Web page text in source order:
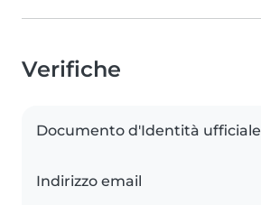
Verifiche
Documento d'Identità ufficiale
Indirizzo email